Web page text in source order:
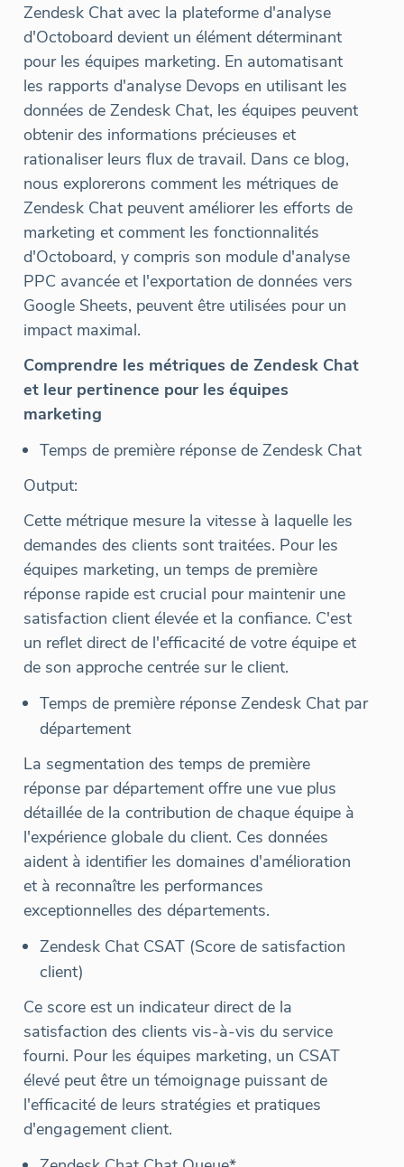
Zendesk Chat avec la plateforme d'analyse
d'Octoboard devient un élément déterminant
pour les équipes marketing. En automatisant
les rapports d'analyse Devops en utilisant les
données de Zendesk Chat, les équipes peuvent
obtenir des informations précieuses et
rationaliser leurs flux de travail. Dans ce blog,
nous explorerons comment les métriques de
Zendesk Chat peuvent améliorer les efforts de
marketing et comment les fonctionnalités
d'Octoboard, y compris son module d'analyse
PPC avancée et l'exportation de données vers
Google Sheets, peuvent être utilisées pour un
impact maximal.
Comprendre les métriques de Zendesk Chat
et leur pertinence pour les équipes
marketing
Temps de première réponse de Zendesk Chat
Output:
Cette métrique mesure la vitesse à laquelle les
demandes des clients sont traitées. Pour les
équipes marketing, un temps de première
réponse rapide est crucial pour maintenir une
satisfaction client élevée et la confiance. C'est
un reflet direct de l'efficacité de votre équipe et
de son approche centrée sur le client.
Temps de première réponse Zendesk Chat par
département
La segmentation des temps de première
réponse par département offre une vue plus
détaillée de la contribution de chaque équipe à
l'expérience globale du client. Ces données
aident à identifier les domaines d'amélioration
et à reconnaître les performances
exceptionnelles des départements.
Zendesk Chat CSAT (Score de satisfaction
client)
Ce score est un indicateur direct de la
satisfaction des clients vis-à-vis du service
fourni. Pour les équipes marketing, un CSAT
élevé peut être un témoignage puissant de
l'efficacité de leurs stratégies et pratiques
d'engagement client.